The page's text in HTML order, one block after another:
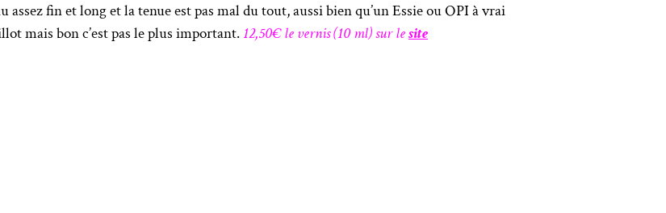
fin et long et la tenue est pas mal du tout, aussi bien qu’un Essie ou OPI à vrai
mais bon c’est pas le plus important. 12,50€ le vernis (10 ml) sur lesite